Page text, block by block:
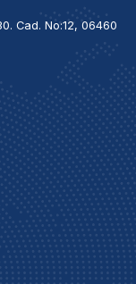
Cad. No:12, 06460